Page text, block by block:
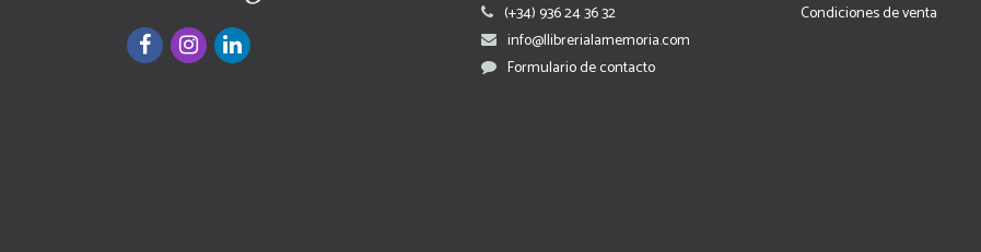
(+34) 936 24 36 32
info@llibrerialamemoria.com
Formulario de contacto
Condiciones de venta